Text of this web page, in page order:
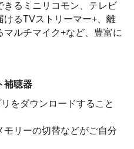
きるミニリコモン、テレビ
けるTVストリーマー+、離
ルチマイク+など、豊富に
補聴器
をダウンロードすること
リーの切替などがご自分